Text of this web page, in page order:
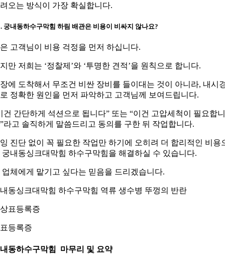
오는 방식이 가장 확실합니다.
궁내동하수구막힘 하림 배관은 비용이 비싸지 않나요?
고객님이 비용 걱정을 먼저 하십니다.
만 저희는 ‘정찰제’와 ‘투명한 견적’을 원칙으로 합니다.
에 도착해서 무조건 비싼 장비를 들이대는 것이 아니라, 내시
정확한 원인을 먼저 파악하고 고객님께 보여드립니다.
건 간단하게 석션으로 됩니다” 또는 “이건 고압세척이 필요합니
라고 솔직하게 말씀드리고 동의를 구한 뒤 작업합니다.
진단 없이 꼭 필요한 작업만 하기에 오히려 더 합리적인 비용
궁내동싱크대막힘 하수구막힘을 해결하실 수 있습니다.
업체에게 맡기고 싶다는 믿음을 드리겠습니다.
동싱크대막힘 하수구막힘 역류 생수병 뚜껑의 반란
등록증
동하수구막힘 마무리 및 요약